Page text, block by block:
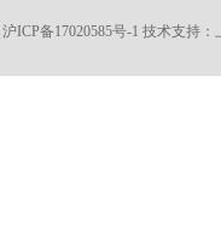
沪ICP备17020585号-1 技术支持：